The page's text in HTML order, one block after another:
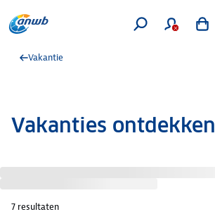
Vakantie
Vakanties ontdekken
7 resultaten
Nazomer korting